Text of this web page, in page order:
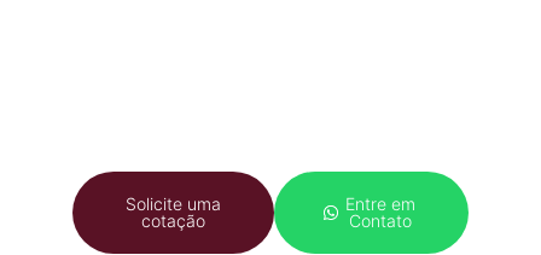
Solicite uma
cotação
Entre em
Contato